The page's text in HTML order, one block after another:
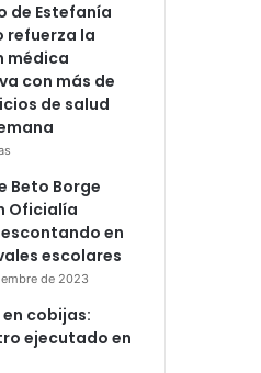
de Estefanía
refuerza la
médica
con más de
de salud
Beto Borge
Oficialía
en
escolares
de 2023
en cobijas:
ejecutado en